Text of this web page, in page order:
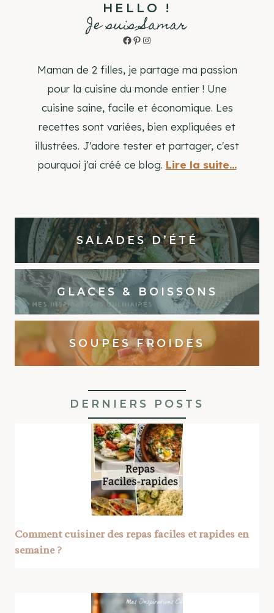
HELLO !
Je suis Samar
Facebook
Pinterest
Instagram
Maman de 2 filles, je partage ma passion
pour la cuisine du monde entier ! Une
cuisine saine, facile et économique. Les
recettes sont variées, bien expliquées et
illustrées. J'adore tester et partager, c'est
pourquoi j'ai créé ce blog. Lire la suite...
SALADES D’ÉTÉ
GLACES & BOISSONS
SOUPES FROIDES
DERNIERS POSTS
Comment cuisiner des repas faciles et rapides en
semaine ?